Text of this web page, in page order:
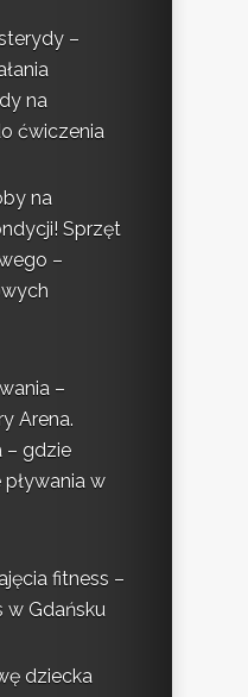
–
na
ćwiczenia
na
Sprzęt
–
–
Arena.
– gdzie
w
fitness –
w Gdańsku
dziecka